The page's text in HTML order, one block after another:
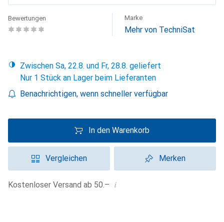
Bewertungen Marke
Mehr von TechniSat
Zwischen Sa, 22.8. und Fr, 28.8. geliefert
Nur 1 Stück an Lager beim Lieferanten
Benachrichtigen, wenn schneller verfügbar
In den Warenkorb
Vergleichen Merken
Kostenloser Versand ab 50.– i